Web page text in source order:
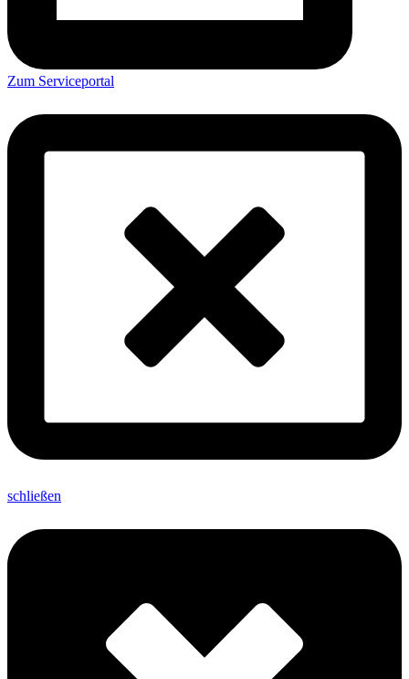
Zum Serviceportal
schließen